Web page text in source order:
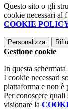
Questo sito o gli
cookie necessari al
COOKIE
Personalizza
Gestione cookie
In questa
I cookie necessari
piattaforma e non è
Per conoscere
visionare la